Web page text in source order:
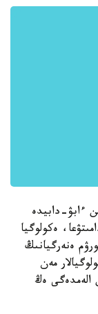
ءابۋ-دابيدە
ەكولوگيا
ەنەرگيانىڭ
مەن
الەمدەگى ەڭ